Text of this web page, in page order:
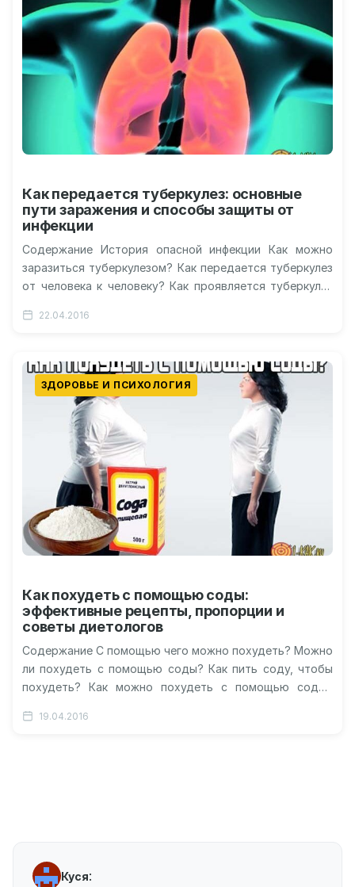
Как передается туберкулез: основные
пути заражения и способы защиты от
инфекции
Содержание История опасной инфекции Как можно
заразиться туберкулезом? Как передается туберкулез
от человека к человеку? Как проявляется туберкулез
Видео:…
22.04.2016
ЗДОРОВЬЕ И ПСИХОЛОГИЯ
Как похудеть с помощью соды:
эффективные рецепты, пропорции и
советы диетологов
Содержание С помощью чего можно похудеть? Можно
ли похудеть с помощью соды? Как пить соду, чтобы
похудеть? Как можно похудеть с помощью соды?
19.04.2016
Куся: